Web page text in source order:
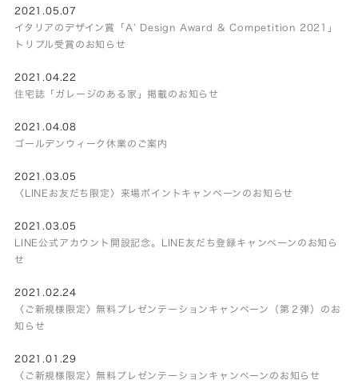
2021.05.07
イタリアのデザイン賞「A’ Design Award & Competition 2021」
トリプル受賞のお知らせ
2021.04.22
住宅誌「ガレージのある家」掲載のお知らせ
2021.04.08
ゴールデンウィーク休業のご案内
2021.03.05
〈LINEお友だち限定〉来場ポイントキャンペーンのお知らせ
2021.03.05
LINE公式アカウント開設記念。LINE友だち登録キャンペーンのお知ら
せ
2021.02.24
〈ご新規様限定〉無料プレゼンテーションキャンペーン（第２弾）のお
知らせ
2021.01.29
〈ご新規様限定〉無料プレゼンテーションキャンペーンのお知らせ